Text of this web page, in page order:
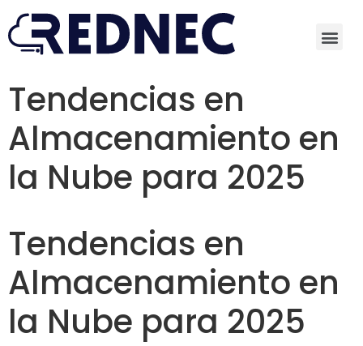
Tendencias en
Almacenamiento en
la Nube para 2025
Tendencias en
Almacenamiento en
la Nube para 2025